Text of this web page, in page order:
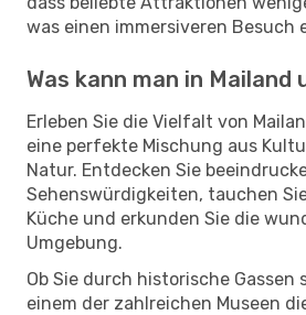
was einen immersiveren Besuch
Was kann man in Mailand
Erleben Sie die Vielfalt von
eine perfekte Mischung aus
Natur. Entdecken Sie
Sehenswürdigkeiten, tauchen
Küche und erkunden Sie die
Umgebung.
Ob Sie durch historische Gassen
einem der zahlreichen Museen